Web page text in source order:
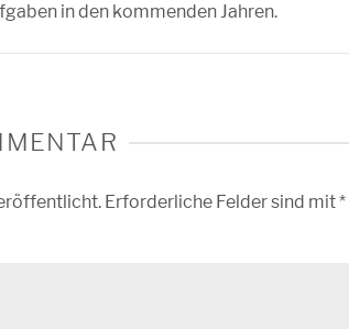
in den kommenden Jahren.
Erforderliche Felder sind mit*